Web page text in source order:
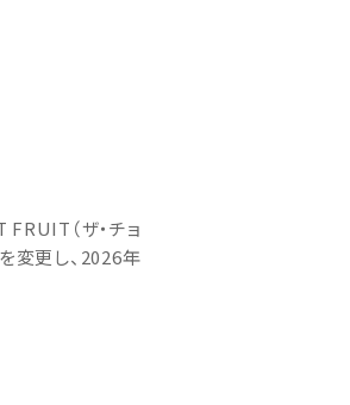
（ザ・チョ
変更し、2026年